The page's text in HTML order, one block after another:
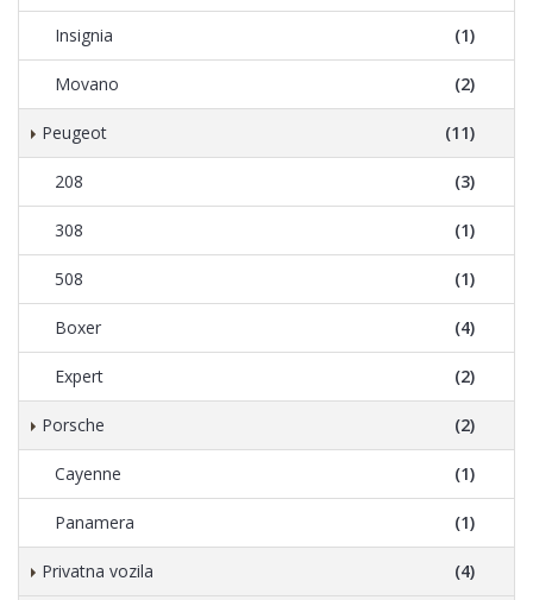
Insignia (1)
Movano (2)
Peugeot (11)
208 (3)
308 (1)
508 (1)
Boxer (4)
Expert (2)
Porsche (2)
Cayenne (1)
Panamera (1)
Privatna vozila (4)